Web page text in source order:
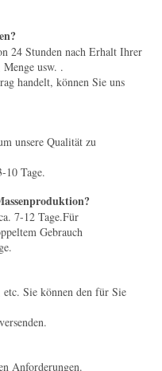
24 Stunden nach Erhalt Ihrer
usw. .
handelt, können Sie uns
unsere Qualität zu
10 Tage.
7-12 Tage.Für
Gebrauch
Sie können den für Sie
Anforderungen.